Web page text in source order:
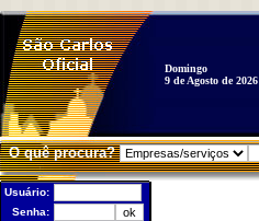
Domingo
9 de Agosto de 2026
O quê procura?
Usuário:
Senha: